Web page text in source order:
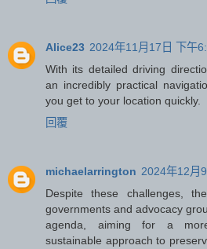
Alice23 2024年11月17日 下午
With its detailed driving
an incredibly practical
you get to your location quickly.
回覆
michaelarrington 2024年12月
Despite these challenges,
governments and advocacy
agenda, aiming for a
sustainable approach to